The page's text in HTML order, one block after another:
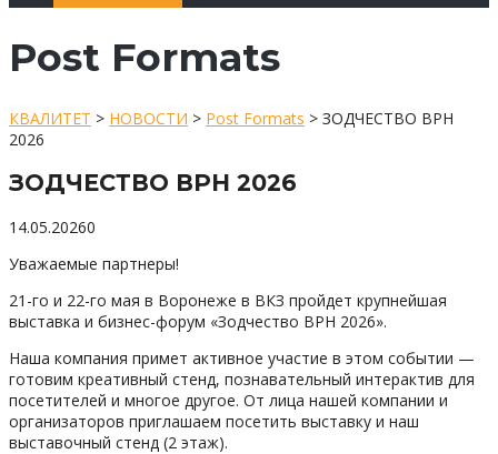
Post Formats
КВАЛИТЕТ > НОВОСТИ > Post Formats > ЗОДЧЕСТВО ВРН
2026
ЗОДЧЕСТВО ВРН 2026
14.05.20260
Уважаемые партнеры!
21-го и 22-го мая в Воронеже в ВКЗ пройдет крупнейшая
выставка и бизнес-форум «Зодчество ВРН 2026».
Наша компания примет активное участие в этом событии —
готовим креативный стенд, познавательный интерактив для
посетителей и многое другое. От лица нашей компании и
организаторов приглашаем посетить выставку и наш
выставочный стенд (2 этаж).